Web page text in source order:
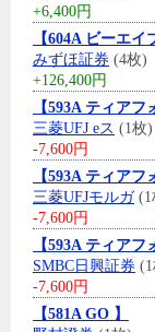
+6,400円
【604A ビーエイ
みずほ証券 (4枚)
+126,400円
【593A ティアフ
三菱UFJ eス (1枚)
-7,600円
【593A ティアフ
三菱UFJモルガ(1
-7,600円
【593A ティアフ
SMBC日興証券
-7,600円
【581A GO 】